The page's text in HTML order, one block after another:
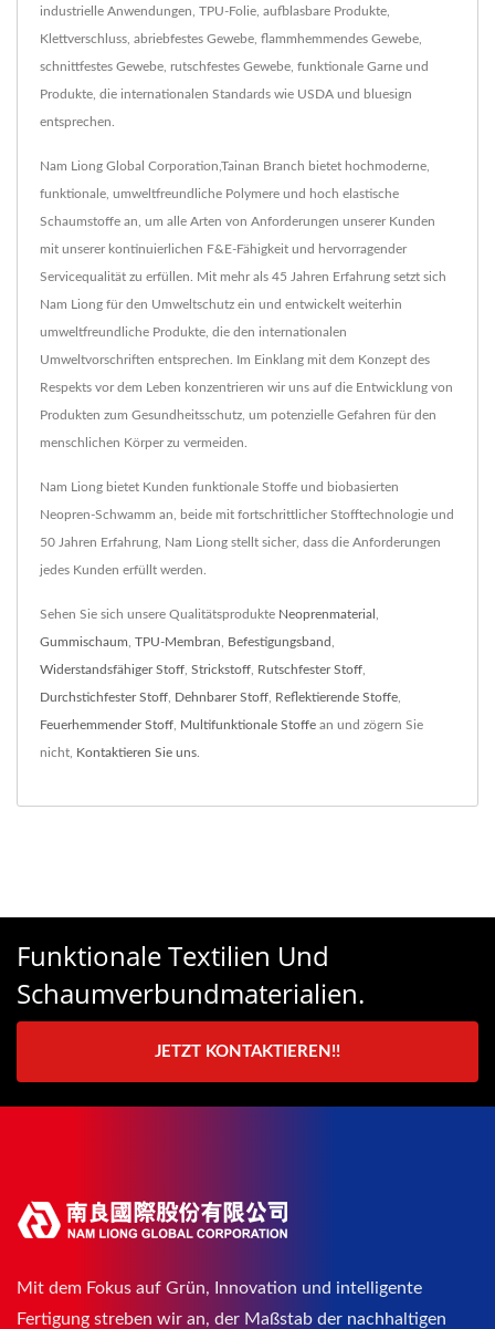
industrielle Anwendungen, TPU-Folie, aufblasbare Produkte,
Klettverschluss, abriebfestes Gewebe, flammhemmendes Gewebe,
schnittfestes Gewebe, rutschfestes Gewebe, funktionale Garne und
Produkte, die internationalen Standards wie USDA und bluesign
entsprechen.
Nam Liong Global Corporation,Tainan Branch bietet hochmoderne,
funktionale, umweltfreundliche Polymere und hoch elastische
Schaumstoffe an, um alle Arten von Anforderungen unserer Kunden
mit unserer kontinuierlichen F&E-Fähigkeit und hervorragender
Servicequalität zu erfüllen. Mit mehr als 45 Jahren Erfahrung setzt sich
Nam Liong für den Umweltschutz ein und entwickelt weiterhin
umweltfreundliche Produkte, die den internationalen
Umweltvorschriften entsprechen. Im Einklang mit dem Konzept des
Respekts vor dem Leben konzentrieren wir uns auf die Entwicklung von
Produkten zum Gesundheitsschutz, um potenzielle Gefahren für den
menschlichen Körper zu vermeiden.
Nam Liong bietet Kunden funktionale Stoffe und biobasierten
Neopren-Schwamm an, beide mit fortschrittlicher Stofftechnologie und
50 Jahren Erfahrung, Nam Liong stellt sicher, dass die Anforderungen
jedes Kunden erfüllt werden.
Sehen Sie sich unsere Qualitätsprodukte Neoprenmaterial
Gummischaum TPU-Membran Befestigungsband
Widerstandsfähiger Stoff Strickstoff Rutschfester Stoff
Durchstichfester Stoff Dehnbarer Stoff Reflektierende Stoffe
Feuerhemmender Stoff Multifunktionale Stoffe an und zögern Sie
nicht, Kontaktieren Sie uns
Funktionale Textilien Und
Schaumverbundmaterialien.
JETZT KONTAKTIEREN!!
Mit dem Fokus auf Grün, Innovation und intelligente
Fertigung streben wir an, der Maßstab der nachhaltigen